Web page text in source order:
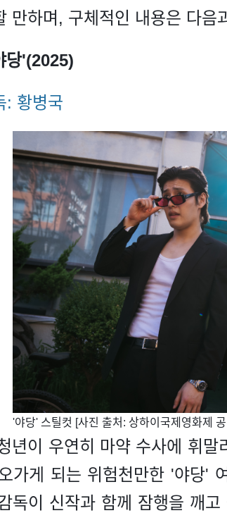
만하며, 구체적인 내용은 다음
당'(2025)
: 황병국
'야당' 스틸컷 [사진 출처: 상하이국제영화제
년이 우연히 마약 수사에 휘말
가게 되는 위험천만한 '야당'
독이 신작과 함께 잠행을 깨